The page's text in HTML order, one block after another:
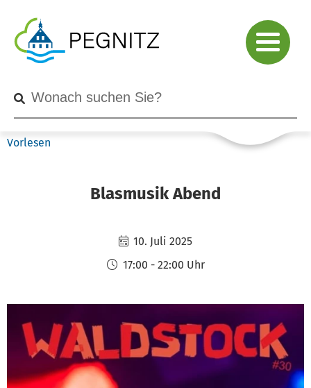
Vorlesen
Blasmusik Abend
10. Juli 2025
17:00 - 22:00 Uhr